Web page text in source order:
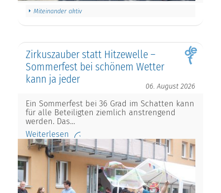
Miteinander aktiv
Zirkuszauber statt Hitzewelle –
Sommerfest bei schönem Wetter
kann ja jeder
06. August 2026
Ein Sommerfest bei 36 Grad im Schatten kann
für alle Beteiligten ziemlich anstrengend
werden. Das…
Weiterlesen